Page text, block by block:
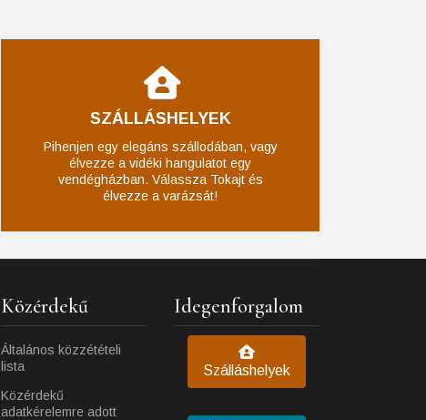
SZÁLLÁSHELYEK
Pihenjen egy elegáns szállodában, vagy
élvezze a vidéki hangulatot egy
vendégházban. Válassza Tokajt és
élvezze a varázsát!
Közérdekű
Általános közzétételi
lista
Közérdekű
adatkérelemre adott
Idegenforgalom
Szálláshelyek